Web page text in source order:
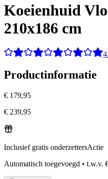
Koeienhuid
210x186 cm
Productinformatie
€ 179,95
€ 239,95
Inclusief gratis onderzettersActie
Automatisch toegevoegd • t.w.v.